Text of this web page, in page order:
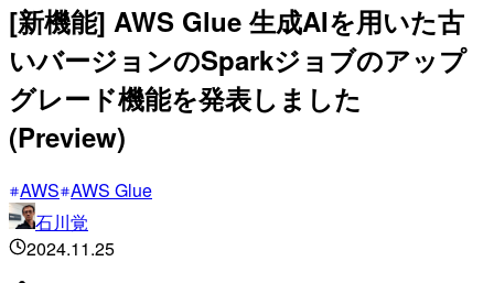
[新機能] AWS Glue 生成AIを用いた古
いバージョンのSparkジョブのアップ
グレード機能を発表しました
(Preview)
AWS AWS Glue
石川覚
2024.11.25